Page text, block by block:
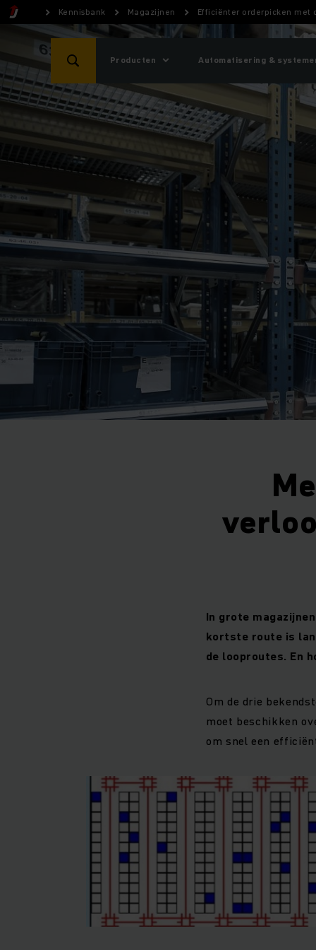
Kennisbank Magazijnen Efficiënter orderpicken met
Producten Automatisering &
In grote
kortste route is
de looproutes. En
Om de drie
moet beschikken
om snel een